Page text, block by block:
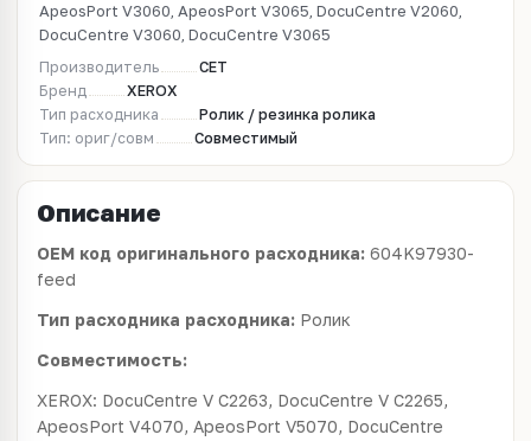
ApeosPort V3060, ApeosPort V3065, DocuCentre V2060,
DocuCentre V3060, DocuCentre V3065
Производитель
CET
Бренд
XEROX
Тип расходника
Ролик / резинка ролика
Тип: ориг/совм
Совместимый
Описание
OEM код оригинального расходника: 604K97930-
feed
Тип расходника расходника: Ролик
Совместимость:
XEROX: DocuCentre V C2263, DocuCentre V C2265,
ApeosPort V4070, ApeosPort V5070, DocuCentre